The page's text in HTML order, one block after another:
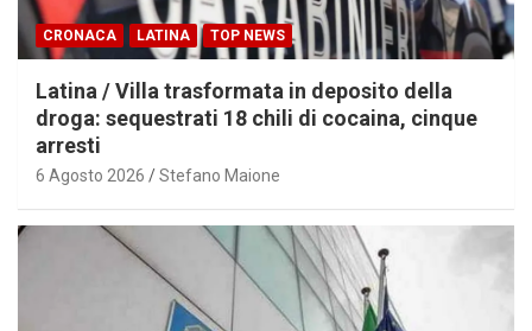
CRONACA LATINA TOP NEWS
Latina / Villa trasformata in deposito della
droga: sequestrati 18 chili di cocaina, cinque
arresti
6 Agosto 2026 Stefano Maione